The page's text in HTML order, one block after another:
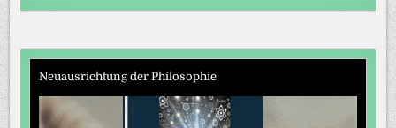
Neuausrichtung der Philosophie